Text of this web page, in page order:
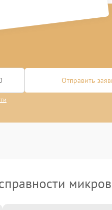
Отправить